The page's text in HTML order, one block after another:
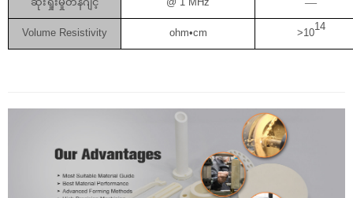
Volume Resistivity ohm•cm >10
14